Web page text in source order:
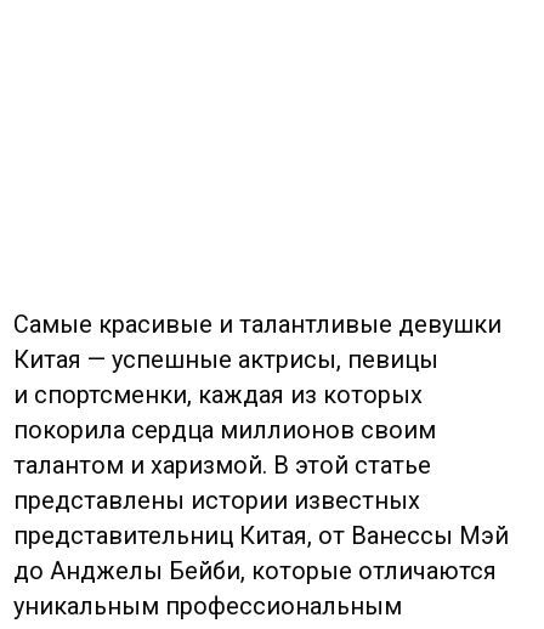
уникальным профессиональным
и жизненным путём.
Оглавление
Самые красивые и
талантливые девушки Китая
Ванесса Мэй / Vanessa Mai
Юань Ли / Yuan Li
Тан Вэй / Tang Wei
Дай Фэйфэй / Dai Fei Fei
Цзин Тянь / Jing Tian
Джейн Чжан / Jane Zhang
Фань Бин Бин / Fan Bing Bing